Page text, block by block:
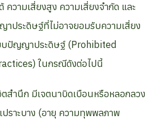
ความเสี่ยงสูง ความเสี่ยงจำกัด และ
าประดิษฐ์ที่ไม่อาจยอมรับความเสี่ยง
บปัญญาประดิษฐ์ (Prohibited
ในกรณีดังต่อไปนี้
สำนึก มีเจตนาบิดเบือนหรือหลอกลวง
ปราะบาง (อายุ ความทุพพลภาพ